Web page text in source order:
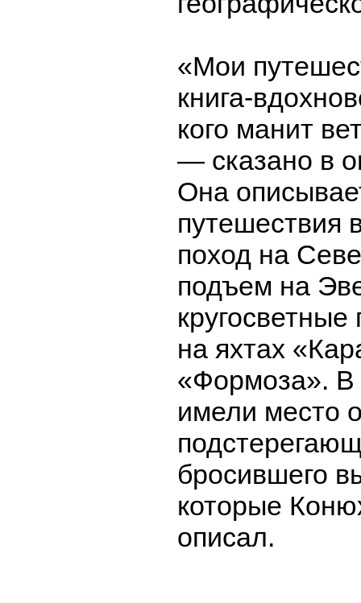
«Мои
книга-
кого манит
— сказано в
Она
путешествия
поход на
подъем на
на яхтах
«Формоза». В
имели место
бросившего
которые
описал.